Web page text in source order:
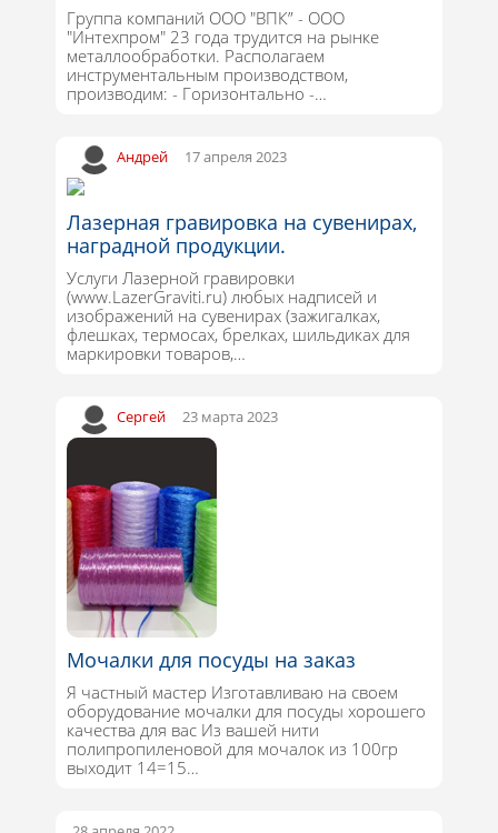
Группа компаний ООО "ВПК” - ООО
"Интехпром" 23 года трудится на рынке
металлообработки. Располагаем
инструментальным производством,
производим: - Горизонтально -…
Андрей 17 апреля 2023
Лазерная гравировка на сувенирах,
наградной продукции.
Услуги Лазерной гравировки
(www.LazerGraviti.ru) любых надписей и
изображений на сувенирах (зажигалках,
флешках, термосах, брелках, шильдиках для
маркировки товаров,…
Сергей 23 марта 2023
Мочалки для посуды на заказ
Я частный мастер Изготавливаю на своем
оборудование мочалки для посуды хорошего
качества для вас Из вашей нити
полипропиленовой для мочалок из 100гр
выходит 14=15…